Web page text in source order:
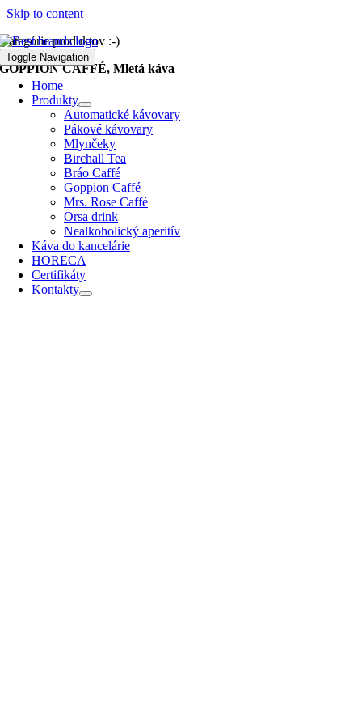
Skip to content
Toggle Navigation
Home
Produkty
Automatické kávovary
Pákové kávovary
Mlynčeky
Birchall Tea
Bráo Caffé
Goppion Caffé
Mrs. Rose Caffé
Orsa drink
Nealkoholický aperitív
Káva do kancelárie
HORECA
Certifikáty
Kontakty
Kategórie produktov :-)
GOPPION CAFFÉ, Mletá káva